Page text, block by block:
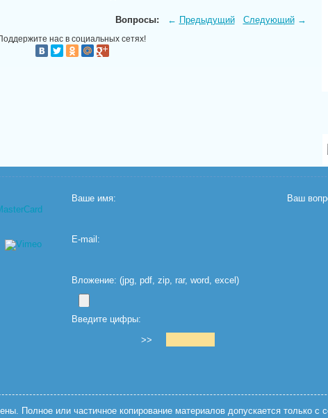
Вопросы: ← Предыдущий Следующий→
нас в социальных сетях!
Ваше имя:
E-mail:
Вложение: (jpg, pdf, zip, rar, word, excel)
Введите цифры:
>>
Ваш
Полное или частичное копирование материалов допускается только с